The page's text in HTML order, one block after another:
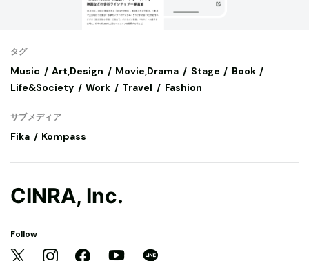
タグ
Music Art,Design Movie,Drama Stage
Book
Life&Society
Work Travel Fashion
サブメディア
Fika Kompass
CINRA, Inc.
Follow